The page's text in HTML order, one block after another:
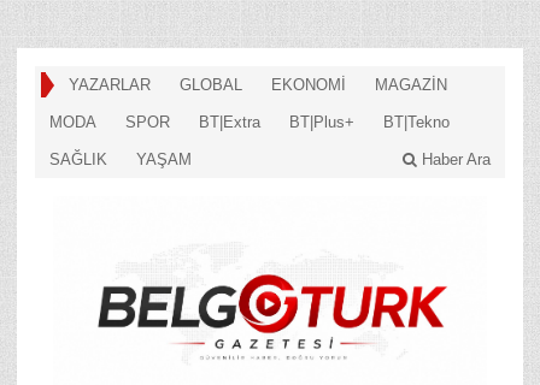
YAZARLAR GLOBAL EKONOMİ MAGAZİN
MODA SPOR BT|Extra BT|Plus+ BT|Tekno
SAĞLIK YAŞAM Haber Ara